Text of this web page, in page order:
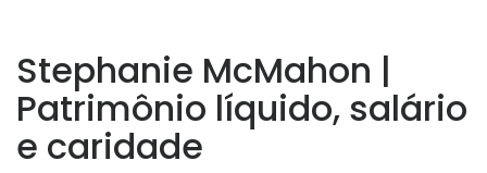
Stephanie McMahon |
Patrimônio líquido, salário
e caridade